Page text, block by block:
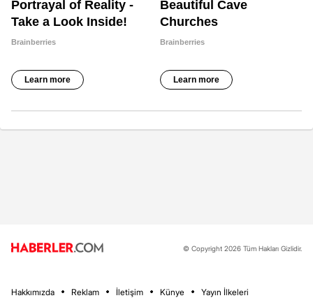
© Copyright 2026 Tüm Hakları Gizlidir.
Hakkımızda Reklam İletişim Künye Yayın İlkeleri